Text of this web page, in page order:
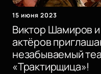
15 июня 2023
Виктор Шамиров
актёров
незабываемый
«Трактирщица»!